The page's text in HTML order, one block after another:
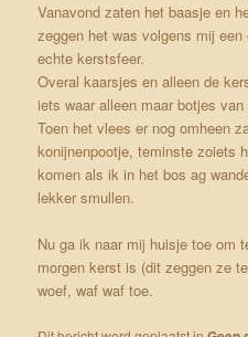
Vanavond zaten het baasje en
zeggen het was volgens mij
echte kerstsfeer.
Overal kaarsjes en alleen de
iets waar alleen maar botjes
Toen het vlees er nog omheen
konijnenpootje, teminste zoiets
komen als ik in het bos ag
lekker smullen.
Nu ga ik naar mij huisje toe om
morgen kerst is (dit zeggen ze
woef, waf waf toe.